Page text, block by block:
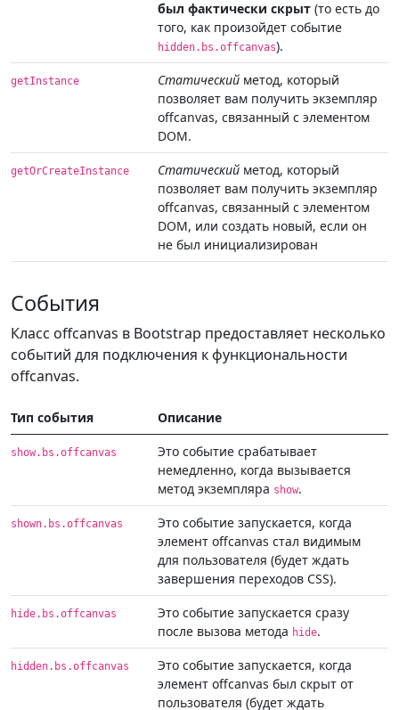
был фактически скрыт (то есть до
того, как произойдет событие
hidden.bs.offcanvas).
getInstance Статический метод, который
позволяет вам получить экземпляр
offcanvas, связанный с элементом
DOM.
getOrCreateInstance Статический метод, который
позволяет вам получить экземпляр
offcanvas, связанный с элементом
DOM, или создать новый, если он
не был инициализирован
События
Класс offcanvas в Bootstrap предоставляет несколько
событий для подключения к функциональности
offcanvas.
Тип события Описание
show.bs.offcanvas
Это событие срабатывает
немедленно, когда вызывается
метод экземпляра show.
shown.bs.offcanvas
Это событие запускается, когда
элемент offcanvas стал видимым
для пользователя (будет ждать
завершения переходов CSS).
hide.bs.offcanvas
Это событие запускается сразу
после вызова метода hide.
hidden.bs.offcanvas
Это событие запускается, когда
элемент offcanvas был скрыт от
пользователя (будет ждать